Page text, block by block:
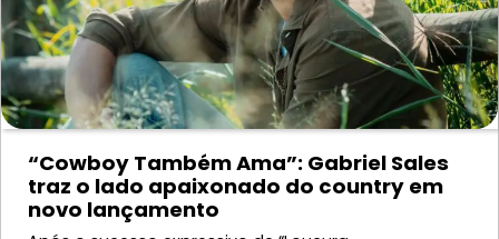
“Cowboy Também Ama”: Gabriel Sales
traz o lado apaixonado do country em
novo lançamento